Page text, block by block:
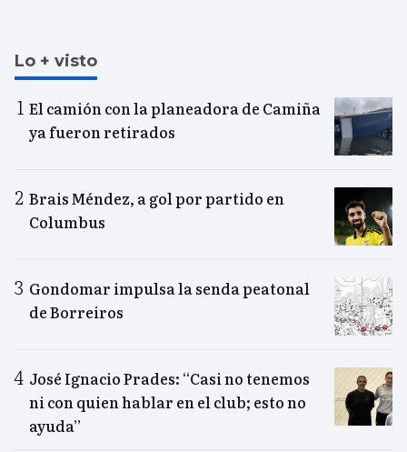
Lo + visto
El camión con la planeadora de Camiña
ya fueron retirados
Brais Méndez, a gol por partido en
Columbus
Gondomar impulsa la senda peatonal
de Borreiros
José Ignacio Prades: “Casi no tenemos
ni con quien hablar en el club; esto no
ayuda”